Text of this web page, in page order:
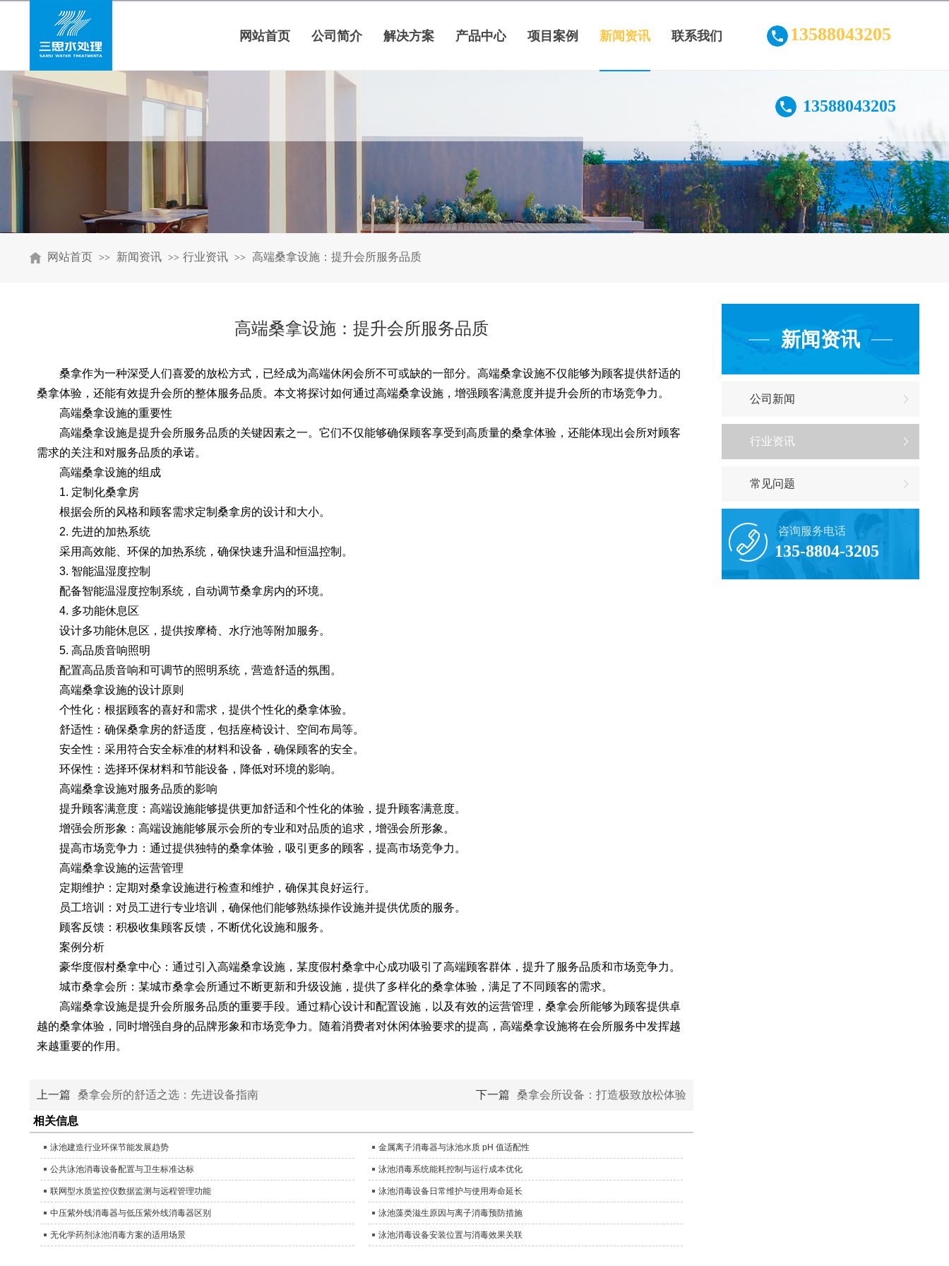
13588043205
网站首页 公司简介 解决方案 产品中心 项目案例 新闻资讯 联系我们
13588043205
网站首页 >> 新闻资讯 >> 行业资讯 >> 高端桑拿设施：提升会所服务品质
新闻资讯
公司新闻
行业资讯
常见问题
咨询服务电话
135-8804-3205
高端桑拿设施：提升会所服务品质
桑拿作为一种深受人们喜爱的放松方式，已经成为高端休闲会所不可或缺的一部分。高端桑拿设施不仅能够为顾客提供舒适的
桑拿体验，还能有效提升会所的整体服务品质。本文将探讨如何通过高端桑拿设施，增强顾客满意度并提升会所的市场竞争力。
高端桑拿设施的重要性
高端桑拿设施是提升会所服务品质的关键因素之一。它们不仅能够确保顾客享受到高质量的桑拿体验，还能体现出会所对顾客
需求的关注和对服务品质的承诺。
高端桑拿设施的组成
1. 定制化桑拿房
根据会所的风格和顾客需求定制桑拿房的设计和大小。
2. 先进的加热系统
采用高效能、环保的加热系统，确保快速升温和恒温控制。
3. 智能温湿度控制
配备智能温湿度控制系统，自动调节桑拿房内的环境。
4. 多功能休息区
设计多功能休息区，提供按摩椅、水疗池等附加服务。
5. 高品质音响照明
配置高品质音响和可调节的照明系统，营造舒适的氛围。
高端桑拿设施的设计原则
个性化：根据顾客的喜好和需求，提供个性化的桑拿体验。
舒适性：确保桑拿房的舒适度，包括座椅设计、空间布局等。
安全性：采用符合安全标准的材料和设备，确保顾客的安全。
环保性：选择环保材料和节能设备，降低对环境的影响。
高端桑拿设施对服务品质的影响
提升顾客满意度：高端设施能够提供更加舒适和个性化的体验，提升顾客满意度。
增强会所形象：高端设施能够展示会所的专业和对品质的追求，增强会所形象。
提高市场竞争力：通过提供独特的桑拿体验，吸引更多的顾客，提高市场竞争力。
高端桑拿设施的运营管理
定期维护：定期对桑拿设施进行检查和维护，确保其良好运行。
员工培训：对员工进行专业培训，确保他们能够熟练操作设施并提供优质的服务。
顾客反馈：积极收集顾客反馈，不断优化设施和服务。
案例分析
豪华度假村桑拿中心：通过引入高端桑拿设施，某度假村桑拿中心成功吸引了高端顾客群体，提升了服务品质和市场竞争力。
城市桑拿会所：某城市桑拿会所通过不断更新和升级设施，提供了多样化的桑拿体验，满足了不同顾客的需求。
高端桑拿设施是提升会所服务品质的重要手段。通过精心设计和配置设施，以及有效的运营管理，桑拿会所能够为顾客提供卓
越的桑拿体验，同时增强自身的品牌形象和市场竞争力。随着消费者对休闲体验要求的提高，高端桑拿设施将在会所服务中发挥越
来越重要的作用。
上一篇 桑拿会所的舒适之选：先进设备指南 下一篇 桑拿会所设备：打造极致放松体验
相关信息
泳池建造行业环保节能发展趋势 金属离子消毒器与泳池水质 pH 值适配性
公共泳池消毒设备配置与卫生标准达标 泳池消毒系统能耗控制与运行成本优化
联网型水质监控仪数据监测与远程管理功能 泳池消毒设备日常维护与使用寿命延长
中压紫外线消毒器与低压紫外线消毒器区别 泳池藻类滋生原因与离子消毒预防措施
无化学药剂泳池消毒方案的适用场景 泳池消毒设备安装位置与消毒效果关联